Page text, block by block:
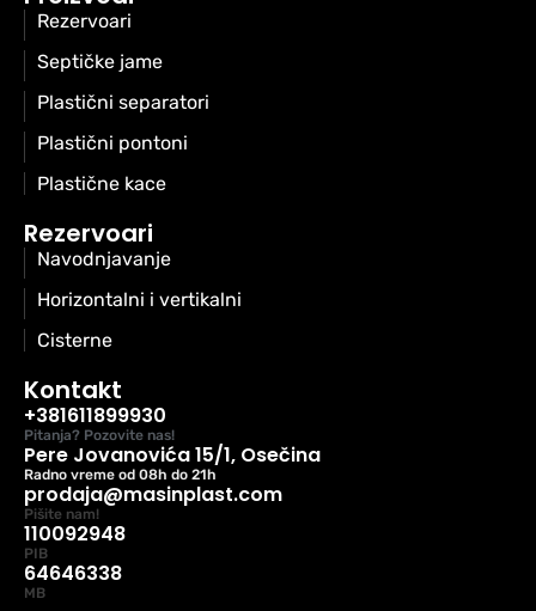
Rezervoari
Septičke jame
Plastični separatori
Plastični pontoni
Plastične kace
Rezervoari
Navodnjavanje
Horizontalni i vertikalni
Cisterne
Kontakt
+381611899930
Pitanja? Pozovite nas!
Pere Jovanovića 15/1, Osečina
Radno vreme od 08h do 21h
prodaja@masinplast.com
Pišite nam!
110092948
PIB
64646338
MB